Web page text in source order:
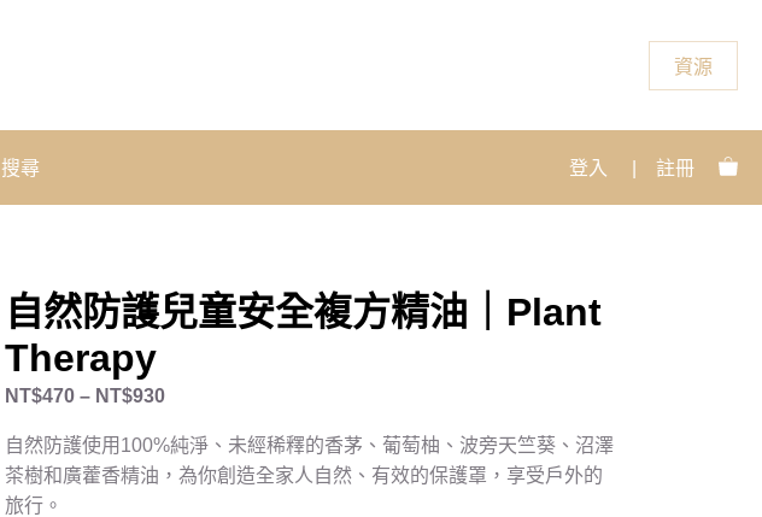
資源
搜尋 登入 註冊
自然防護兒童安全複方精油｜Plant
Therapy
NT$470 – NT$930
自然防護使用100%純淨、未經稀釋的香茅、葡萄柚、波旁天竺葵、沼澤
茶樹和廣藿香精油，為你創造全家人自然、有效的保護罩，享受戶外的
旅行。